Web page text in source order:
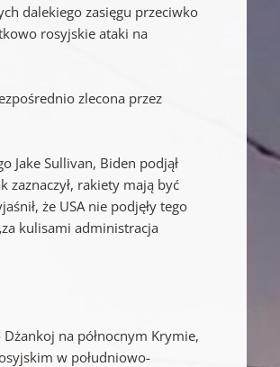
dalekiego zasięgu przeciwko
rosyjskie ataki na
zlecona przez
Jake Sullivan, Biden podjął
zaznaczył, rakiety mają być
że USA nie podjęły tego
kulisami administracja
na północnym Krymie,
w południowo-